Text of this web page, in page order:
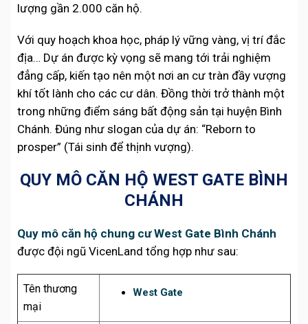
lượng gần 2.000 căn hộ.
Với quy hoạch khoa học, pháp lý vững vàng, vị trí đắc
địa… Dự án được kỳ vọng sẽ mang tới trải nghiệm
đẳng cấp, kiến tạo nên một nơi an cư tràn đầy vượng
khí tốt lành cho các cư dân. Đồng thời trở thành một
trong những điểm sáng bất động sản tại huyện Bình
Chánh. Đúng như slogan của dự án: “Reborn to
prosper” (Tái sinh để thịnh vượng).
QUY MÔ CĂN HỘ WEST GATE BÌNH
CHÁNH
Quy mô căn hộ chung cư West Gate Bình Chánh
được đội ngũ VicenLand tổng hợp như sau:
Tên thương
mại
West Gate